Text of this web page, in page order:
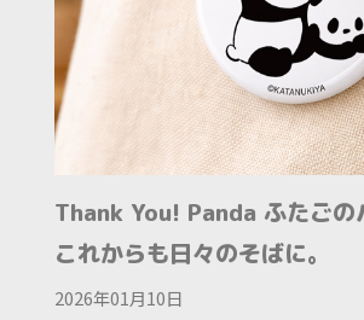
Thank You! Panda ふたごの
これからも日々のそばに。
2026年01月10日